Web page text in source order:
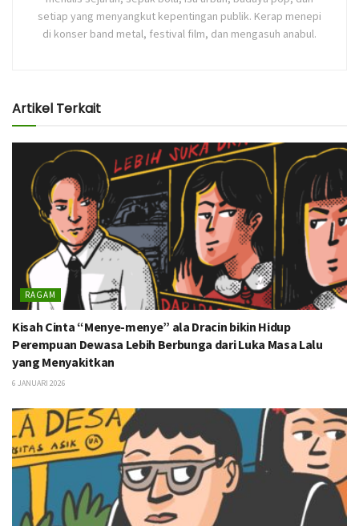
setiap yang menyangkut kepentingan publik. Kerap menepi
di konser band metal, festival film, dan mengasuh anabul.
Artikel Terkait
RAGAM
Kisah Cinta “Menye-menye” ala Dracin bikin Hidup
Perempuan Dewasa Lebih Berbunga dari Luka Masa Lalu
yang Menyakitkan
6 JANUARI 2026